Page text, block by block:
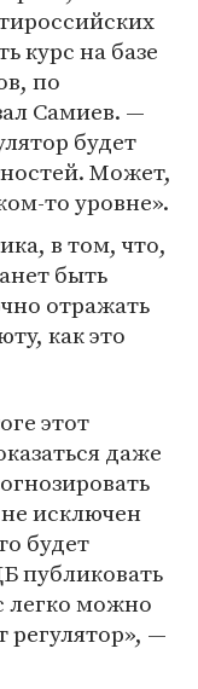
курс на базе
по
Самиев. —
будет
Может,
то уровне».
в том, что,
быть
отражать
как это
этот
даже
исключен
будет
публиковать
легко можно
регулятор», —